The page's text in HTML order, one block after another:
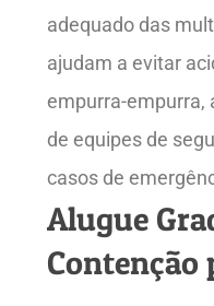
adequado das
ajudam a evitar
empurra-empurra,
de equipes de
casos de
Alugue
Contenção